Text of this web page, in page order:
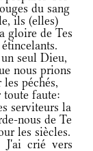
du sang
ils (elles)
gloire de Tes
seul Dieu,
nous prions
péchés,
toute faute:
serviteurs la
nous de Te
les siècles.
J'ai crié vers